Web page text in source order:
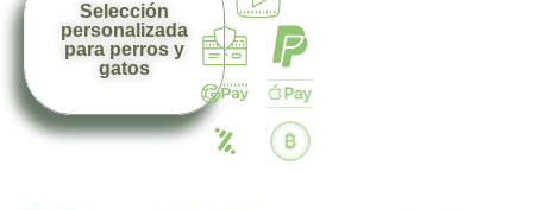
Selección
personalizada
para perros y
gatos